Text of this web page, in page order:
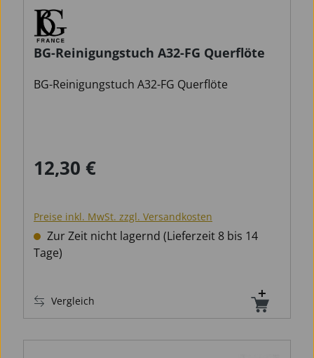
BG-Reinigungstuch A32-FG Querflöte
BG-Reinigungstuch A32-FG Querflöte
Regulärer Preis:
12,30 €
Preise inkl. MwSt. zzgl. Versandkosten
Zur Zeit nicht lagernd (Lieferzeit 8 bis 14
Tage)
Vergleich